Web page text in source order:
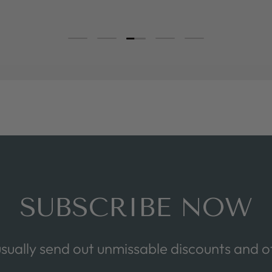
Load slide 1 of 5Load slide 2 of 5
SUBSCRIBE NOW
send out unmissable discounts and